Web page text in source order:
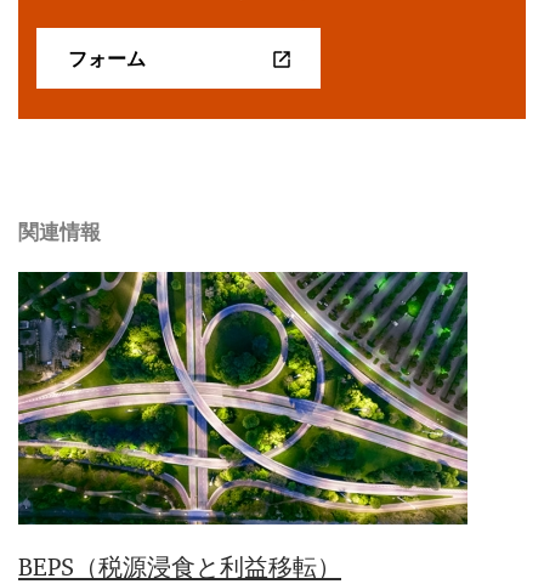
フォーム
関連情報
BEPS（税源浸食と利益移転）